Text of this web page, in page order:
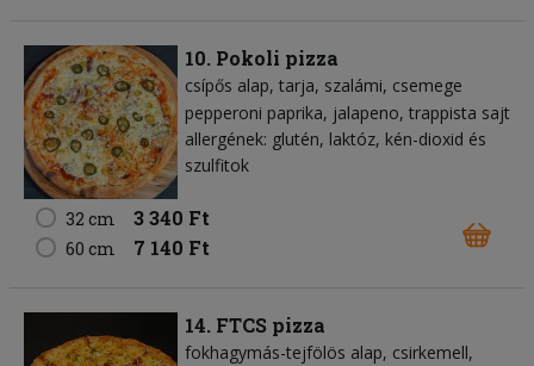
10. Pokoli pizza
csípős alap tarja szalámi csemege
pepperoni paprika jalapeno trappista sajt
allergének: glutén, laktóz, kén-dioxid és
szulfitok
32 cm 3 340 Ft
60 cm 7 140 Ft
14. FTCS pizza
fokhagymás-tejfölös alap csirkemell